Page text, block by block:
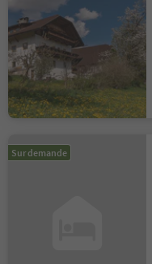
Sur demande